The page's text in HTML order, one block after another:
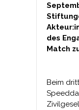
des
Match
Beim